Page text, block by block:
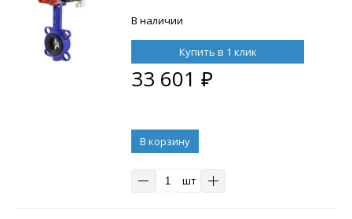
сталь, уплотнение EPDM, с
двойного действия и
пневмораспределителем 4M310-08
24В
В наличии
Купить в 1 клик
33 601 ₽
В корзину
шт